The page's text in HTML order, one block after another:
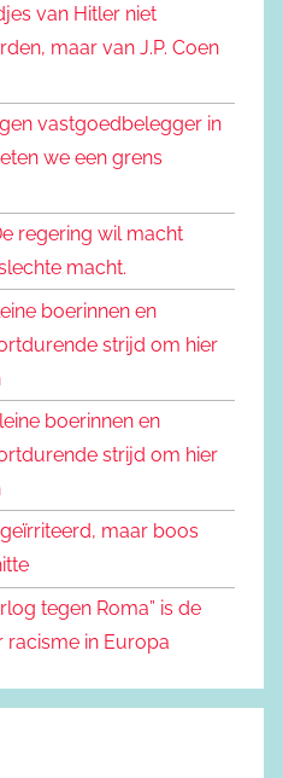
van Hitler niet
maar van J.P. Coen
vastgoedbelegger in
we een grens
regering wil macht
macht.
boerinnen en
strijd om hier
boerinnen en
strijd om hier
maar boos
tegen Roma” is de
in Europa